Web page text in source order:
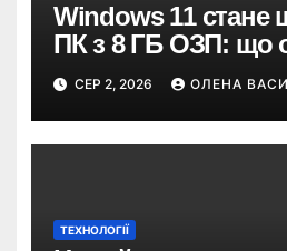
Windows 11
ПК з 8 ГБ ОЗП: що
Microsoft
СЕР 2, 2026 ОЛЕНА
ТЕХНОЛОГІЇ